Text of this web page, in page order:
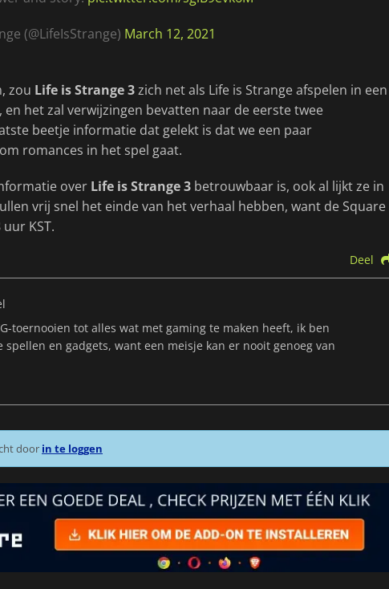
(@LifeIsStrange) March 12, 2021
zou Life is Strange 3zich net als Life is Strange afspelen in een
het zal verwijzingen bevatten naar de eerste twee
beetje informatie dat gelekt is dat we een paar
romances in het spel gaat.
over Life is Strange 3 betrouwbaar is, ook al lijkt ze in
vrij snel het einde van het verhaal hebben, want de Square
KST.
Deel
toernooien tot alles wat met gaming te maken heeft, ik ben
en gadgets, want een meisje kan er nooit genoeg van
door in te loggen